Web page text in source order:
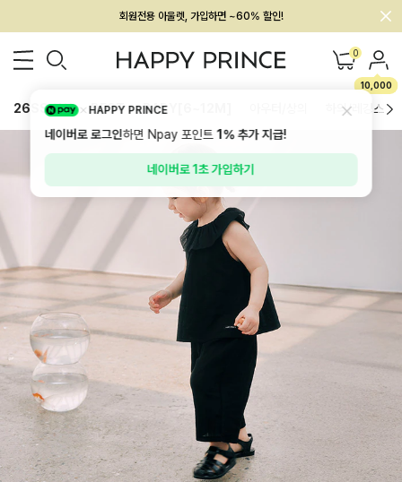
0
10,000
26SS 신상 BEST BABY[6~12M] 하의/레깅스
HAPPY PRINCE
네이버로 로그인하면 Npay 포인트1%추가 지급!
네이버로 1초 가입하기